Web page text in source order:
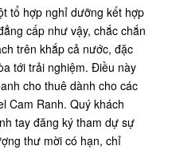
tổ hợp nghỉ dưỡng kết hợp
cấp như vậy, chắc chắn
trên khắp cả nước, đặc
tới trải nghiệm. Điều này
cho thuê dành cho các
Cam Ranh. Quý khách
tay đăng ký tham dự sự
thư mời có hạn, chỉ